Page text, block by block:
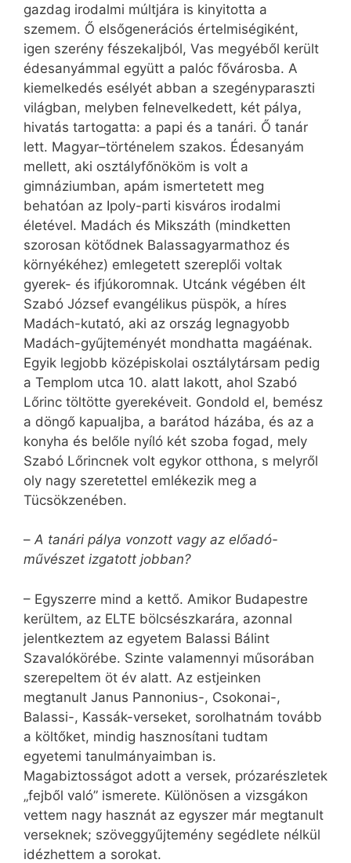
gazdag irodalmi múltjára is kinyitotta a
szemem. Ő elsőgenerációs értelmiségiként,
igen szerény fészekaljból, Vas megyéből került
édesanyámmal együtt a palóc fővárosba. A
kiemelkedés esélyét abban a szegényparaszti
világban, melyben felnevelkedett, két pálya,
hivatás tartogatta: a papi és a tanári. Ő tanár
lett. Magyar–történelem szakos. Édesanyám
mellett, aki osztályfőnököm is volt a
gimnáziumban, apám ismertetett meg
behatóan az Ipoly-parti kisváros irodalmi
életével. Madách és Mikszáth (mindketten
szorosan kötődnek Balassagyarmathoz és
környékéhez) emlegetett szereplői voltak
gyerek- és ifjúkoromnak. Utcánk végében élt
Szabó József evangélikus püspök, a híres
Madách-kutató, aki az ország legnagyobb
Madách-gyűjteményét mondhatta magáénak.
Egyik legjobb középiskolai osztálytársam pedig
a Templom utca 10. alatt lakott, ahol Szabó
Lőrinc töltötte gyerekéveit. Gondold el, bemész
a döngő kapualjba, a barátod házába, és az a
konyha és belőle nyíló két szoba fogad, mely
Szabó Lőrincnek volt egykor otthona, s melyről
oly nagy szeretettel emlékezik meg a
Tücsökzenében.
– A tanári pálya vonzott vagy az előadó-
művészet izgatott jobban?
– Egyszerre mind a kettő. Amikor Budapestre
kerültem, az ELTE bölcsészkarára, azonnal
jelentkeztem az egyetem Balassi Bálint
Szavalókörébe. Szinte valamennyi műsorában
szerepeltem öt év alatt. Az estjeinken
megtanult Janus Pannonius-, Csokonai-,
Balassi-, Kassák-verseket, sorolhatnám tovább
a költőket, mindig hasznosítani tudtam
egyetemi tanulmányaimban is.
Magabiztosságot adott a versek, prózarészletek
„fejből való” ismerete. Különösen a vizsgákon
vettem nagy hasznát az egyszer már megtanult
verseknek; szöveggyűjtemény segédlete nélkül
idézhettem a sorokat.